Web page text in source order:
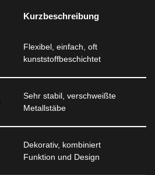
Kurzbeschreibung
Flexibel, einfach, oft
kunststoffbeschichtet
Sehr stabil, verschweißte
Metallstäbe
Dekorativ, kombiniert
Funktion und Design